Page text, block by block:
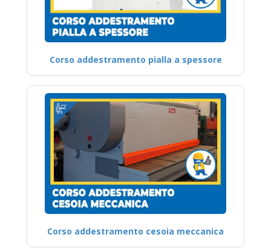
Corso addestramento pialla a spessore
Corso addestramento cesoia meccanica